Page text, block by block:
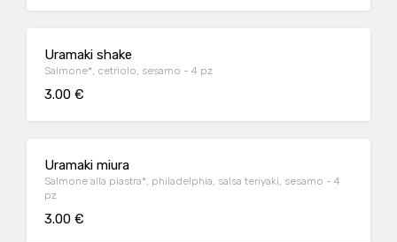
Uramaki shake
Salmone*, cetriolo, sesamo - 4 pz
3.00 €
Uramaki miura
Salmone alla piastra*, philadelphia, salsa teriyaki, sesamo - 4
pz
3.00 €